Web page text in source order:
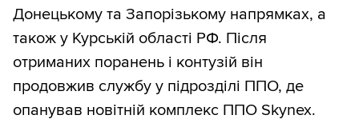
Донецькому та Запорізькому напрямках, а
також у Курській області РФ. Після
отриманих поранень і контузій він
продовжив службу у підрозділі ППО, де
опанував новітній комплекс ППО Skynex.